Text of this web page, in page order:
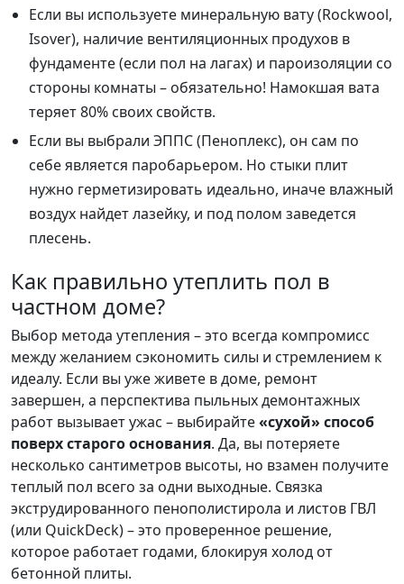
Если вы используете минеральную вату (Rockwool,
Isover), наличие вентиляционных продухов в
фундаменте (если пол на лагах) и пароизоляции со
стороны комнаты – обязательно! Намокшая вата
теряет 80% своих свойств.
Если вы выбрали ЭППС (Пеноплекс), он сам по
себе является паробарьером. Но стыки плит
нужно герметизировать идеально, иначе влажный
воздух найдет лазейку, и под полом заведется
плесень.
Как правильно утеплить пол в
частном доме?
Выбор метода утепления – это всегда компромисс
между желанием сэкономить силы и стремлением к
идеалу. Если вы уже живете в доме, ремонт
завершен, а перспектива пыльных демонтажных
работ вызывает ужас – выбирайте«сухой» способ
поверх старого основания. Да, вы потеряете
несколько сантиметров высоты, но взамен получите
теплый пол всего за одни выходные. Связка
экструдированного пенополистирола и листов ГВЛ
(или QuickDeck) – это проверенное решение,
которое работает годами, блокируя холод от
бетонной плиты.